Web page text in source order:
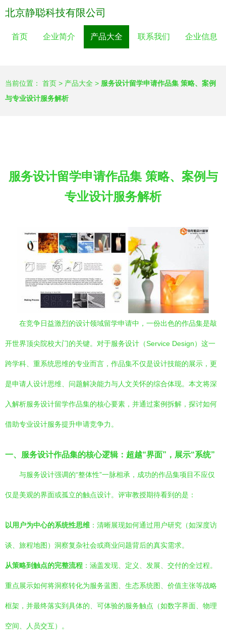
北京静聪科技有限公司
首页 企业简介 产品大全 联系我们 企业信息
当前位置： 首页 > 产品大全 > 服务设计留学申请作品集 策略、案例
与专业设计服务解析
服务设计留学申请作品集 策略、案例与
专业设计服务解析
在竞争日益激烈的设计领域留学申请中，一份出色的作品集是敲
开世界顶尖院校大门的关键。对于服务设计（Service Design）这一
跨学科、重系统思维的专业而言，作品集不仅是设计技能的展示，更
是申请人设计思维、问题解决能力与人文关怀的综合体现。本文将深
入解析服务设计留学作品集的核心要素，并通过案例拆解，探讨如何
借助专业设计服务提升申请竞争力。
一、服务设计作品集的核心逻辑：超越“界面”，展示“系统”
与服务设计强调的“整体性”一脉相承，成功的作品集项目不应仅
仅是美观的界面或孤立的触点设计。评审教授期待看到的是：
以用户为中心的系统性思维 ：清晰展现如何通过用户研究（如深度访
谈、旅程地图）洞察复杂社会或商业问题背后的真实需求。
从策略到触点的完整流程 ：涵盖发现、定义、发展、交付的全过程。
重点展示如何将洞察转化为服务蓝图、生态系统图、价值主张等战略
框架，并最终落实到具体的、可体验的服务触点（如数字界面、物理
空间、人员交互）。